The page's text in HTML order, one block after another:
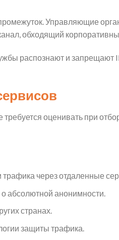
Управляющие
обходящий
распознают и запрещают
оценивать при
через отдаленные
абсолютной анонимности.
странах.
защиты трафика.